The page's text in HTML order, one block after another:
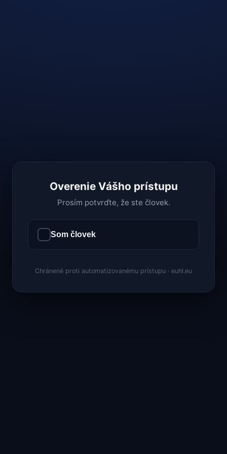
Overenie Vášho prístupu
Prosím potvrďte, že ste človek.
Som človek
Chránené proti automatizovanému prístupu · euhl.eu